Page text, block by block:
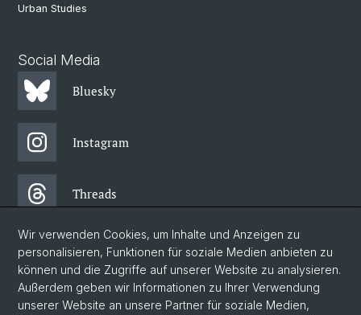
Urban Studies
Social Media
Bluesky
Instagram
Threads
Facebook
Newsletter
Wir verwenden Cookies, um Inhalte und Anzeigen zu
personalisieren, Funktionen für soziale Medien anbieten zu
können und die Zugriffe auf unserer Website zu analysieren.
Außerdem geben wir Informationen zu Ihrer Verwendung
unserer Website an unsere Partner für soziale Medien,